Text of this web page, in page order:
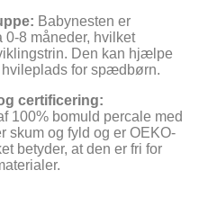
Babynesten er
0-8 måneder, hvilket
Den kan hjælpe
hvileplads for spædbørn.
certificering:
100% bomuld percale med
skum og fyld og er OEKO-
betyder, at den er fri for